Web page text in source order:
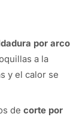
por arco
a la
y el calor se
de corte por